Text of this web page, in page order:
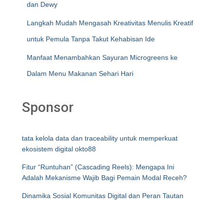
dan Dewy
Langkah Mudah Mengasah Kreativitas Menulis Kreatif
untuk Pemula Tanpa Takut Kehabisan Ide
Manfaat Menambahkan Sayuran Microgreens ke
Dalam Menu Makanan Sehari Hari
Sponsor
tata kelola data dan traceability untuk memperkuat
ekosistem digital okto88
Fitur “Runtuhan” (Cascading Reels): Mengapa Ini
Adalah Mekanisme Wajib Bagi Pemain Modal Receh?
Dinamika Sosial Komunitas Digital dan Peran Tautan